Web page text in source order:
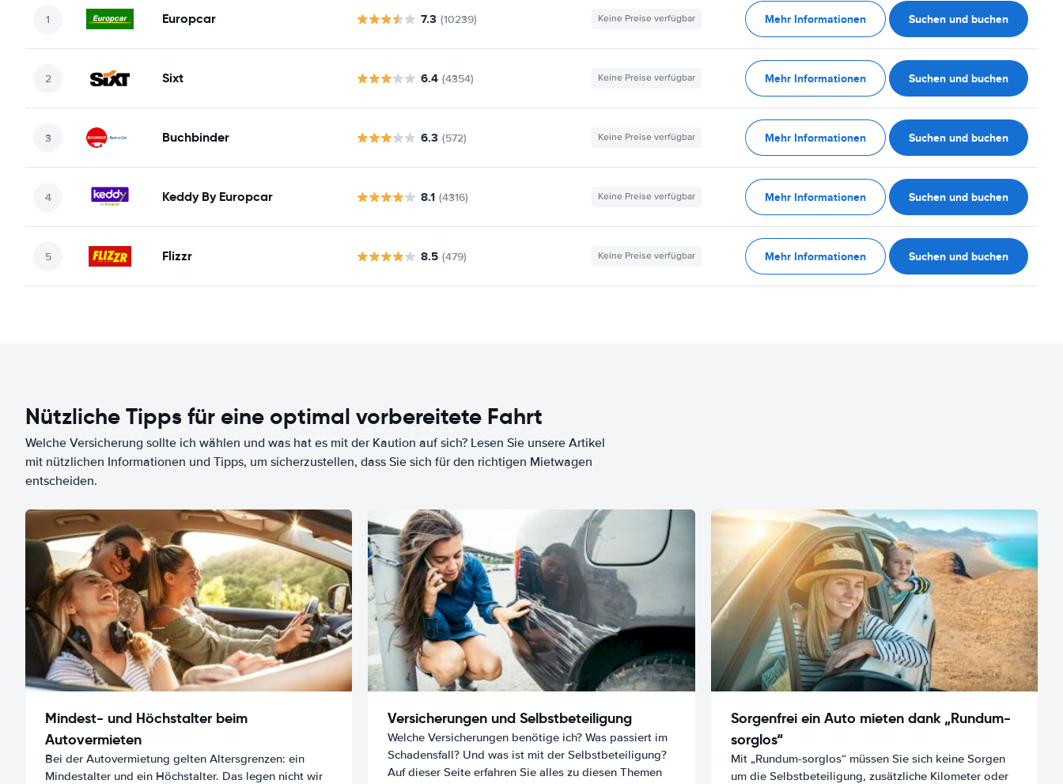
Europcar 7.3 (10239) Keine Preise verfügbar Mehr Informationen Suchen und buchen
Sixt 6.4 (4354) Keine Preise verfügbar Mehr Informationen Suchen und buchen
Buchbinder 6.3 (572) Keine Preise verfügbar Mehr Informationen Suchen und buchen
Keddy By Europcar 8.1 (4316) Keine Preise verfügbar Mehr Informationen Suchen und buchen
Flizzr 8.5 (479) Keine Preise verfügbar Mehr Informationen Suchen und buchen
Nützliche Tipps für eine optimal vorbereitete Fahrt
Welche Versicherung sollte ich wählen und was hat es mit der Kaution auf sich? Lesen Sie unsere Artikel
mit nützlichen Informationen und Tipps, um sicherzustellen, dass Sie sich für den richtigen Mietwagen
entscheiden.
Mindest- und Höchstalter beim
Autovermieten
Bei der Autovermietung gelten Altersgrenzen: ein
Mindestalter und ein Höchstalter. Das legen nicht wir
Versicherungen und Selbstbeteiligung
Welche Versicherungen benötige ich? Was passiert im
Schadensfall? Und was ist mit der Selbstbeteiligung?
Auf dieser Seite erfahren Sie alles zu diesen Themen
Sorgenfrei ein Auto mieten dank „Rundum-
sorglos“
Mit „Rundum-sorglos“ müssen Sie sich keine Sorgen
um die Selbstbeteiligung, zusätzliche Kilometer oder